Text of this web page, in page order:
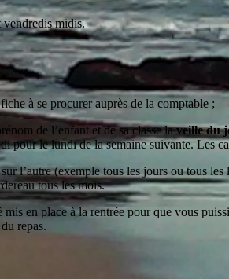
midis.
à se procurer auprès de la comptable ;
de l’enfant et de sa classe laveille du
pour le lundi de la semaine suivante. Les
l’autre (exemple tous les jours ou tous
tous les mois.
mis en place à la rentrée pour que vous
repas.